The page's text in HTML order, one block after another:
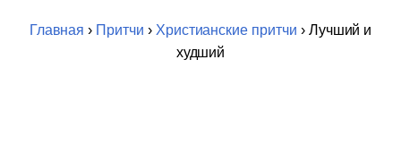
Главная › Притчи › Христианские притчи › Лучший и
худший